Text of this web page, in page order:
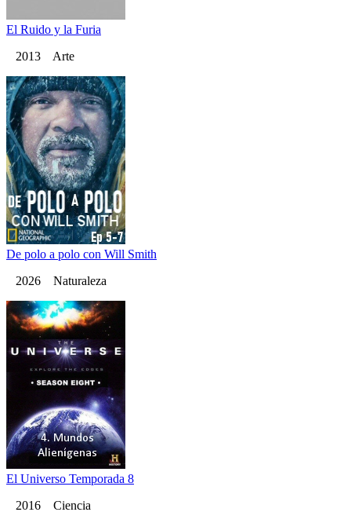
El Ruido y la Furia
2013 Arte
De polo a polo con Will Smith
2026 Naturaleza
El Universo Temporada 8
2016 Ciencia